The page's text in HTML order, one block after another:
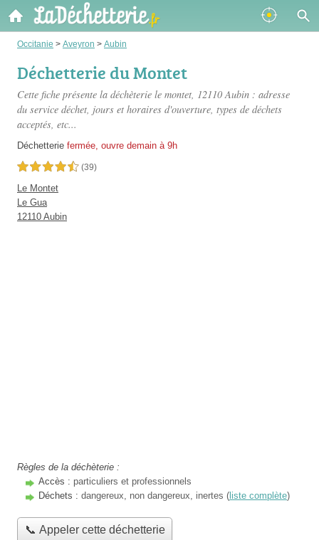
Occitanie > Aveyron > Aubin
Déchetterie du Montet
Cette fiche présente la déchèterie le montet, 12110 Aubin : adresse
du service déchet, jours et horaires d'ouverture, types de déchets
acceptés, etc...
Déchetterie fermée, ouvre demain à 9h
4,5 étoiles sur 5 (39)
Le Montet
Le Gua
12110 Aubin
Règles de la déchèterie :
Accès : particuliers et professionnels
Déchets : dangereux, non dangereux, inertes ( liste complète)
📞 Appeler cette déchetterie